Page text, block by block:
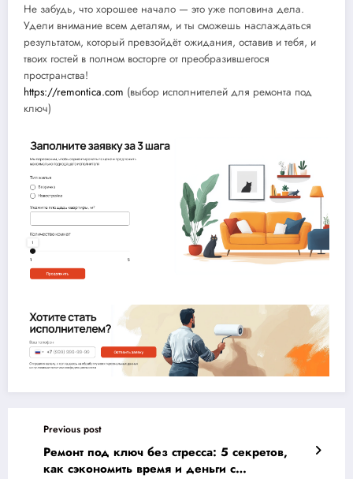
Не забудь, что хорошее начало — это уже половина дела.
Удели внимание всем деталям, и ты сможешь наслаждаться
результатом, который превзойдёт ожидания, оставив и тебя, и
твоих гостей в полном восторге от преобразившегося
пространства!
https://remontica.com (выбор исполнителей для ремонта под
ключ)
Previous post
Ремонт под ключ без стресса: 5 секретов,
как сэкономить время и деньги с